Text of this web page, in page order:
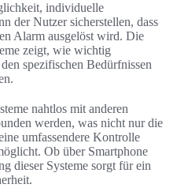
individuelle
der Nutzer sicherstellen, dass
Alarm ausgelöst wird. Die
zeigt, wie wichtig
spezifischen Bedürfnissen
nahtlos mit anderen
werden, was nicht nur die
umfassendere Kontrolle
Ob über Smartphone
dieser Systeme sorgt für ein